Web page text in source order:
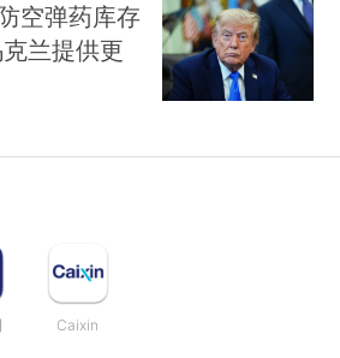
空弹药库存
兰提供更
Caixin